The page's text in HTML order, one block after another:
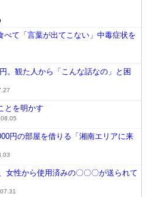
べて「言葉が出てこない」中毒症状を
。観た人から「こんな話なの」と困
とを明かす
円の部屋を借りる「湘南エリアに来
女性から使用済みの〇〇〇が送られて